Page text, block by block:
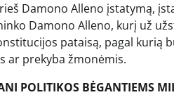
Damono Alleno įstatymą,
Damono Alleno, kurį už
pataisą, pagal kurią
ar prekyba žmonėmis.
POLITIKOS BĖGANTIEMS